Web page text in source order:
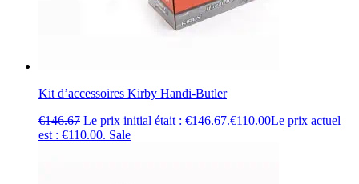
Kit d’accessoires Kirby Handi-Butler
€146.67 Le prix initial était : €146.67.€110.00Le prix actuel
est : €110.00. Sale